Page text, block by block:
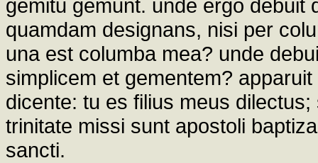
gemitu gemunt. unde ergo
quamdam designans, nisi per
una est columba mea? unde
simplicem et gementem?
dicente: tu es filius meus
trinitate missi sunt apostoli
sancti.